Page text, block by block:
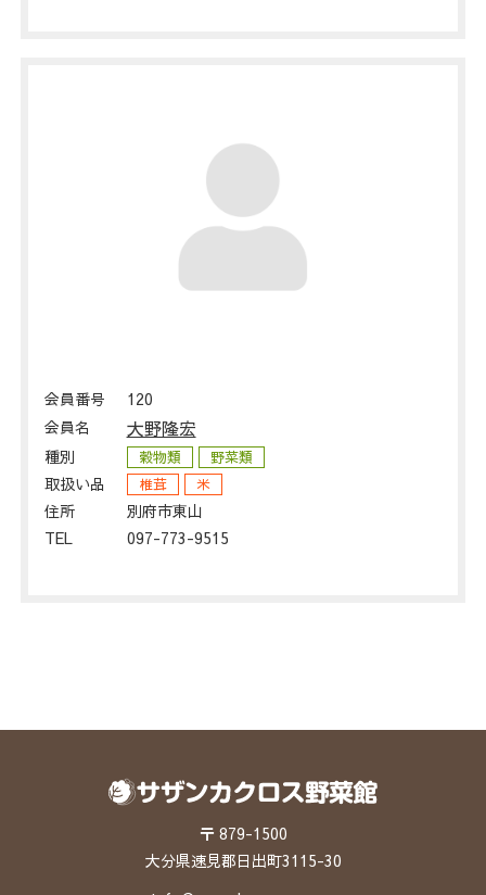
会員番号
120
会員名
大野隆宏
種別 穀物類 野菜類
取扱い品 椎茸 米
住所
別府市東山
TEL
097-773-9515
〒 879-1500
大分県速見郡日出町3115-30